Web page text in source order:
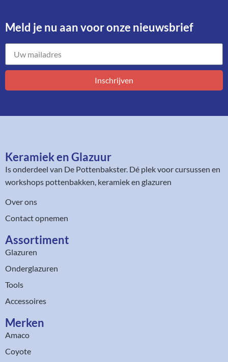
Meld je nu aan voor onze nieuwsbrief​
Inschrijven
Keramiek en Glazuur​
Is onderdeel van De Pottenbakster. Dé plek voor cursussen en
workshops pottenbakken, keramiek en glazuren
Over ons
Contact opnemen
Assortiment​
Glazuren
Onderglazuren
Tools
Accessoires
Merken
Amaco
Coyote